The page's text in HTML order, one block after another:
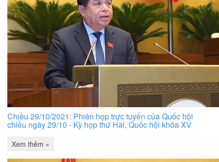
Chiều 29/10/2021: Phiên họp trực tuyến của Quốc hội
chiều ngày 29/10 - Kỳ họp thứ Hai, Quốc hội khóa XV
Xem thêm »